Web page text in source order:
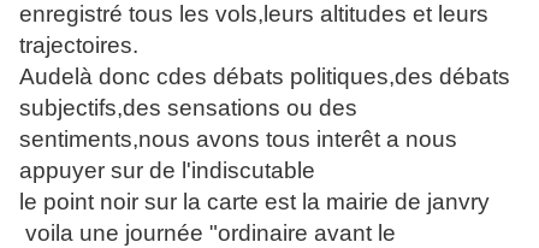
enregistré tous les vols,leurs altitudes et leurs
trajectoires.
Audelà donc cdes débats politiques,des débats
subjectifs,des sensations ou des
sentiments,nous avons tous interêt a nous
appuyer sur de l'indiscutable
le point noir sur la carte est la mairie de janvry
voila une journée "ordinaire avant le